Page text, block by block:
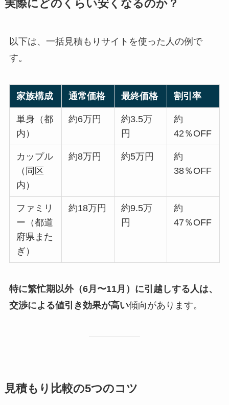
実際にどのくらい安くなるのか？
以下は、一括見積もりサイトを使った人の例で
す。
家族構成 通常価格 最終価格 割引率
単身（都
内）
約6万円
約3.5万
円
約
42％OFF
カップル
（同区
内）
約8万円 約5万円
約
38％OFF
ファミリ
ー（都道
府県また
ぎ）
約18万円
約9.5万
円
約
47％OFF
特に繁忙期以外（6月〜11月）に引越しする人は、
交渉による値引き効果が高い傾向があります。
見積もり比較の5つのコツ